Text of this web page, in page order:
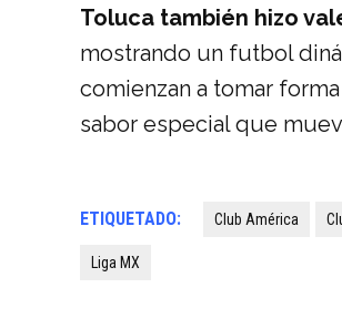
Toluca también hizo
mostrando un futbol
comienzan a tomar
sabor especial que
ETIQUETADO: Club América
Liga MX